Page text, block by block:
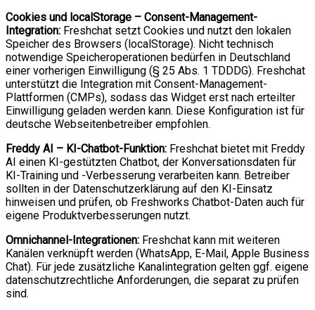
Cookies und localStorage – Consent-Management-
Integration: Freshchat setzt Cookies und nutzt den lokalen
Speicher des Browsers (localStorage). Nicht technisch
notwendige Speicheroperationen bedürfen in Deutschland
einer vorherigen Einwilligung (§ 25 Abs. 1 TDDDG). Freshchat
unterstützt die Integration mit Consent-Management-
Plattformen (CMPs), sodass das Widget erst nach erteilter
Einwilligung geladen werden kann. Diese Konfiguration ist für
deutsche Webseitenbetreiber empfohlen.
Freddy AI – KI-Chatbot-Funktion: Freshchat bietet mit Freddy
AI einen KI-gestützten Chatbot, der Konversationsdaten für
KI-Training und -Verbesserung verarbeiten kann. Betreiber
sollten in der Datenschutzerklärung auf den KI-Einsatz
hinweisen und prüfen, ob Freshworks Chatbot-Daten auch für
eigene Produktverbesserungen nutzt.
Omnichannel-Integrationen: Freshchat kann mit weiteren
Kanälen verknüpft werden (WhatsApp, E-Mail, Apple Business
Chat). Für jede zusätzliche Kanalintegration gelten ggf. eigene
datenschutzrechtliche Anforderungen, die separat zu prüfen
sind.